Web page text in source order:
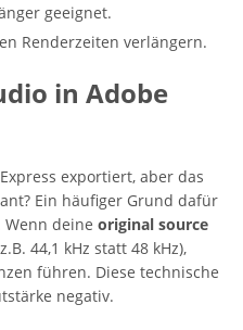
geeignet.
Renderzeiten verlängern.
in Adobe
exportiert, aber das
Ein häufiger Grund dafür
Wenn deine original source
44,1 kHz statt 48 kHz),
führen. Diese technische
negativ.